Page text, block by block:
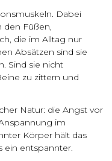
Dabei
den Füßen,
die im Alltag nur
Absätzen sind sie
Sind sie nicht
zu zittern und
Natur: die Angst vor
im
Körper hält das
ein entspannter.